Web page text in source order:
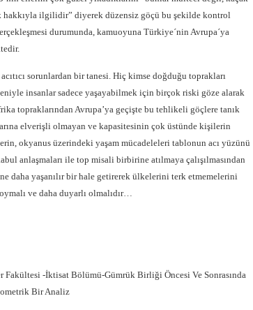
hakkıyla ilgilidir” diyerek düzensiz göçü bu şekilde kontrol
durumunda, kamuoyuna Türkiye´nin Avrupa´ya
sorunlardan bir tanesi. Hiç kimse doğduğu toprakları
insanlar sadece yaşayabilmek için birçok riski göze alarak
topraklarından Avrupa’ya geçişte bu tehlikeli göçlere tanık
elverişli olmayan ve kapasitesinin çok üstünde kişilerin
okyanus üzerindeki yaşam mücadeleleri tablonun acı yüzünü
anlaşmaları ile top misali birbirine atılmaya çalışılmasından
daha yaşanılır bir hale getirerek ülkelerini terk etmemelerini
ve daha duyarlı olmalıdır…
-İktisat Bölümü-Gümrük Birliği Öncesi Ve Sonrasında
Bir Analiz